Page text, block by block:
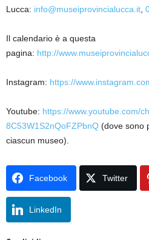
Lucca: info@museiprovincialucca.it
Il calendario è a questa
pagina: http://
Instagram: https://
Youtube: https://www.youtube.com/
8C53W1S2nQoFZPbnQ (dove sono
ciascun museo).
Facebook Twitter
LinkedIn